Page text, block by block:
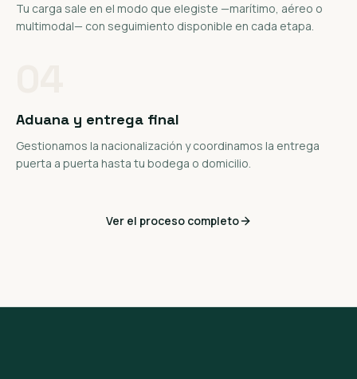
Tu carga sale en el modo que elegiste —marítimo, aéreo o
multimodal— con seguimiento disponible en cada etapa.
Aduana y entrega final
Gestionamos la nacionalización y coordinamos la entrega
puerta a puerta hasta tu bodega o domicilio.
Ver el proceso completo